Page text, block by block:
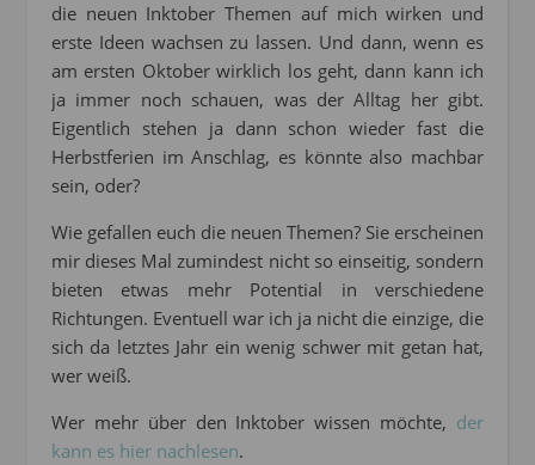
die neuen Inktober Themen auf mich wirken und
erste Ideen wachsen zu lassen. Und dann, wenn es
am ersten Oktober wirklich los geht, dann kann ich
ja immer noch schauen, was der Alltag her gibt.
Eigentlich stehen ja dann schon wieder fast die
Herbstferien im Anschlag, es könnte also machbar
sein, oder?
Wie gefallen euch die neuen Themen? Sie erscheinen
mir dieses Mal zumindest nicht so einseitig, sondern
bieten etwas mehr Potential in verschiedene
Richtungen. Eventuell war ich ja nicht die einzige, die
sich da letztes Jahr ein wenig schwer mit getan hat,
wer weiß.
Wer mehr über den Inktober wissen möchte, der
kann es hier nachlesen.